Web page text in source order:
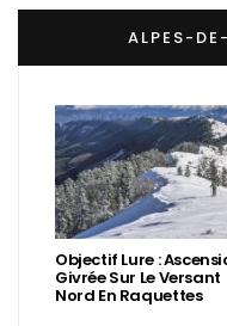
ALPES-
Objectif Lure :
Givrée Sur Le Versant
Nord En Raquettes